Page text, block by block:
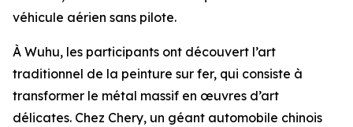
véhicule aérien sans pilote.
À Wuhu, les participants ont découvert l’art
traditionnel de la peinture sur fer, qui consiste à
transformer le métal massif en œuvres d’art
délicates. Chez Chery, un géant automobile chinois